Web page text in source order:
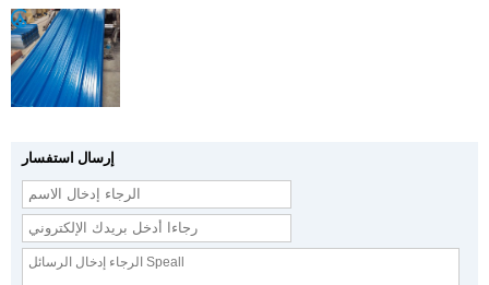
إرسال استفسار